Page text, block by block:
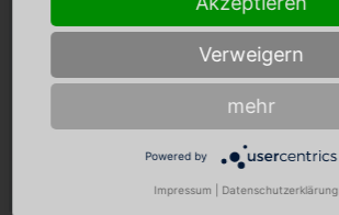
Verweigern
mehr
Powered by
Impressum Datenschutzerklärung